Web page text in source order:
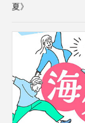
夏》